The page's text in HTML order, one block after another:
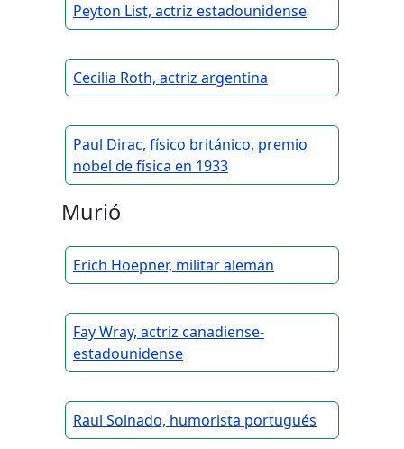
Peyton List, actriz estadounidense
Cecilia Roth, actriz argentina
Paul Dirac, físico británico, premio
nobel de física en 1933
Murió
Erich Hoepner, militar alemán
Fay Wray, actriz canadiense-
estadounidense
Raul Solnado, humorista portugués